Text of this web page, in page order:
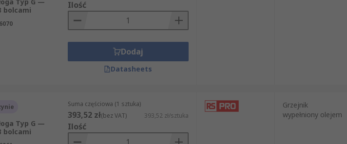
bolcami
Ilość
Dodaj
Datasheets
Typ G —
bolcami
Suma częściowa (1 sztuka)
393,52 zł(bez VAT) 393,52 zł/sztuka
Ilość
Grzejnik
wypełniony olejem